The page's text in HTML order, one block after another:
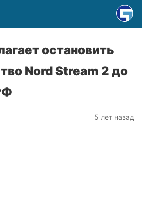
остановить
Nord Stream 2 до
5 лет назад